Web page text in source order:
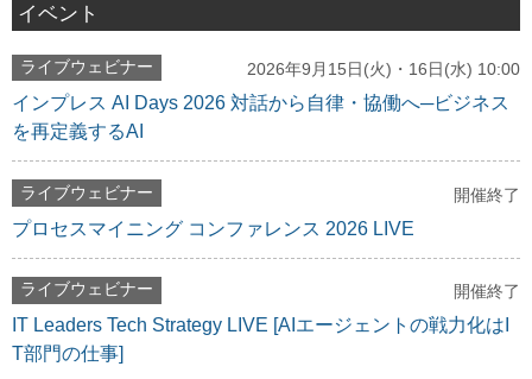
イベント
ライブウェビナー 2026年9月15日(火)・16日(水) 10:00
インプレス AI Days 2026 対話から自律・協働へ─ビジネス
を再定義するAI
ライブウェビナー 開催終了
プロセスマイニング コンファレンス 2026 LIVE
ライブウェビナー 開催終了
IT Leaders Tech Strategy LIVE [AIエージェントの戦力化はI
T部門の仕事]